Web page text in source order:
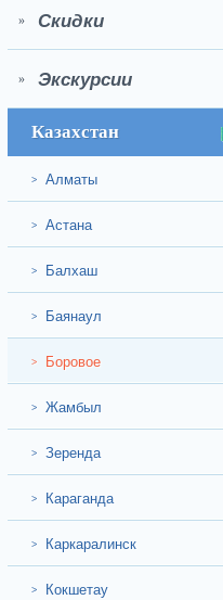
» Скидки
» Экскурсии
Казахстан
> Алматы
> Астана
> Балхаш
> Баянаул
> Боровое
> Жамбыл
> Зеренда
> Караганда
> Каркаралинск
> Кокшетау